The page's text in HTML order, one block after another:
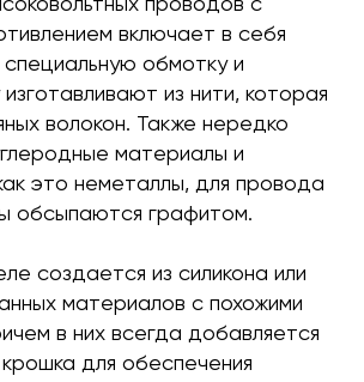
проводов с
включает в себя
обмотку и
из нити, которая
волокон. Также нередко
материалы и
это неметаллы, для провода
обсыпаются графитом.
создается из силикона или
материалов с похожими
в них всегда добавляется
для обеспечения